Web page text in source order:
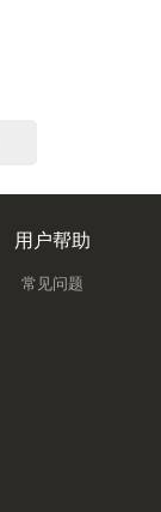
用户帮助
常见问题